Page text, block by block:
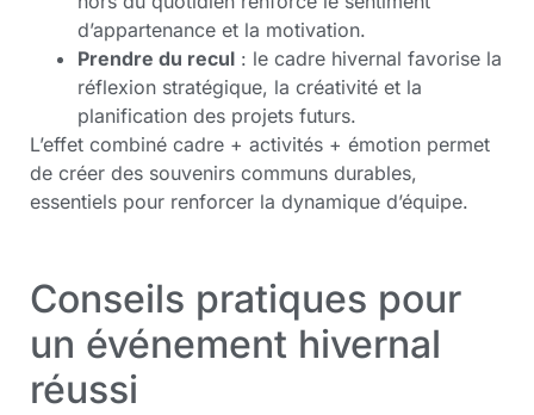
d’appartenance et la motivation.
Prendre du recul : le cadre hivernal favorise la
réflexion stratégique, la créativité et la
planification des projets futurs.
L’effet combiné cadre + activités + émotion permet
de créer des souvenirs communs durables,
essentiels pour renforcer la dynamique d’équipe.
Conseils pratiques pour
un événement hivernal
réussi